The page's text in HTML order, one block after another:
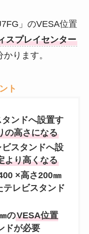
」のVESA位置
スプレイセンター
ります。
ト
ンドへ設置す
の高さになる
スタンドへ設
より高くなる
×高さ200㎜
テレビスタンド
のVESA位置
ドが必要